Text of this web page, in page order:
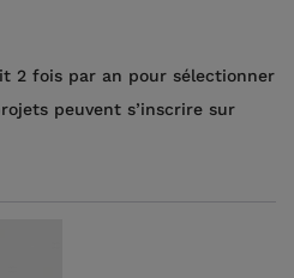
2 fois par an pour sélectionner
peuvent s’inscrire sur